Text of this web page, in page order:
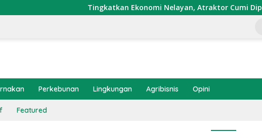
Tingkatkan Ekonomi Nelayan, Atraktor Cumi Dipasang
Perkebunan Lingkungan Agribisnis Opini
Featured